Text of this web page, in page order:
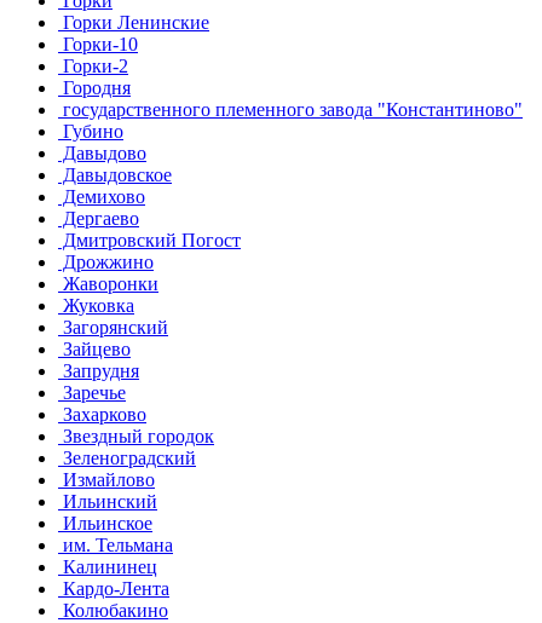
Горки Ленинские
Горки-10
Горки-2
Городня
государственного племенного завода "Константиново"
Губино
Давыдово
Давыдовское
Демихово
Дергаево
Дмитровский Погост
Дрожжино
Жаворонки
Жуковка
Загорянский
Зайцево
Запрудня
Заречье
Захарково
Звездный городок
Зеленоградский
Измайлово
Ильинский
Ильинское
им. Тельмана
Калининец
Кардо-Лента
Колюбакино